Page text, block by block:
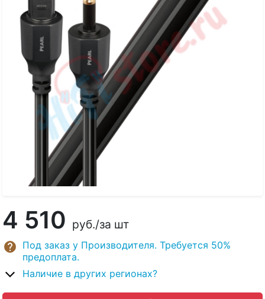
4 510 руб./за шт
Под заказ у Производителя. Требуется 50%
предоплата.
Наличие в других регионах?